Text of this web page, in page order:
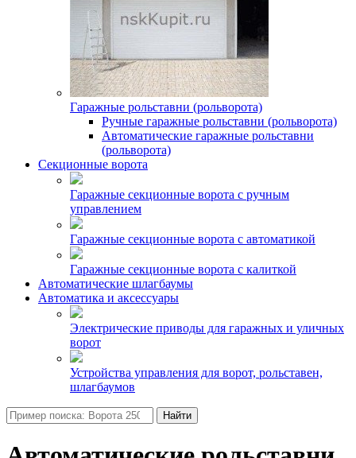
Гаражные рольставни (рольворота)
Ручные гаражные рольставни (рольворота)
Автоматические гаражные рольставни
(рольворота)
Секционные ворота
Гаражные секционные ворота с ручным
управлением
Гаражные секционные ворота с автоматикой
Гаражные секционные ворота с калиткой
Автоматические шлагбаумы
Автоматика и аксессуары
Электрические приводы для гаражных и уличных
ворот
Устройства управления для ворот, рольставен,
шлагбаумов
Найти